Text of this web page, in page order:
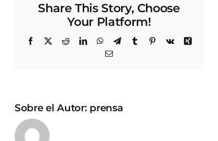
Share This Story, Choose
Your Platform!
Facebook
X RedditLinkedInWhatsApp
TelegramTumblrPinterest
Vk
Xing
Correo
Sobre el Autor: prensa